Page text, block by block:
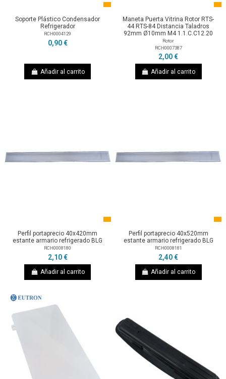
Soporte Plástico Condensador
Refrigerador
RCH0004129
0,90 €
Añadir al carrito
Maneta Puerta Vitrina Rotor RTS-
44 RTS-84 Distancia Taladros
92mm Ø10mm M4 1.1.C.C12.20
Rotor
RCH0007387
2,00 €
Añadir al carrito
Perfil portaprecio 40x420mm
estante armario refrigerado BLG
RCH0008180
2,10 €
Añadir al carrito
Perfil portaprecio 40x520mm
estante armario refrigerado BLG
RCH0008181
2,40 €
Añadir al carrito